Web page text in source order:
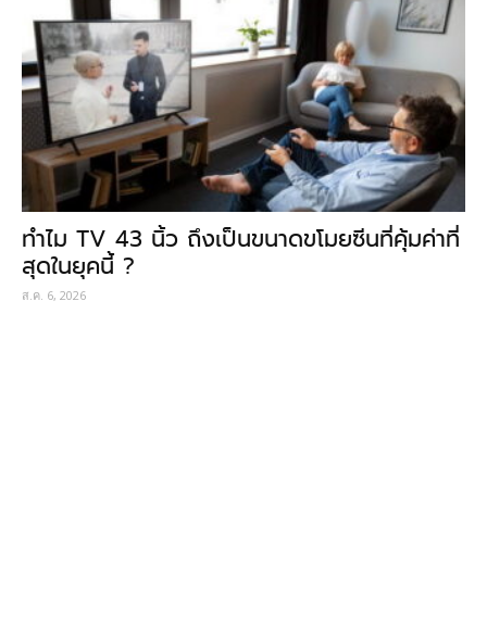
ทำไม TV 43 นิ้ว ถึงเป็นขนาดขโมยซีนที่คุ้มค่าที่
สุดในยุคนี้ ?
ส.ค. 6, 2026